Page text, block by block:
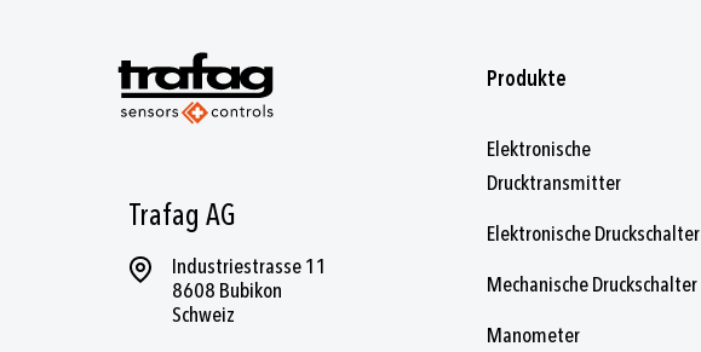
Trafag AG
Industriestrasse 11
8608 Bubikon
Schweiz
Produkte
Elektronische
Drucktransmitter
Elektronische Druckschalter
Mechanische Druckschalter
Manometer